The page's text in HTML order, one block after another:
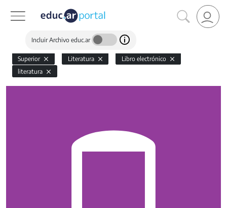
Incluir Archivo educ.ar
Superior Literatura
Libro electrónico
literatura